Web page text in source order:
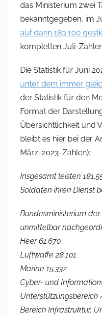
das Ministerium zwei
bekanntgegeben, im
auf dann 183.100
kompletten Juli-
Die Statistik für Juni
unter dem immer
der Statistik für den
Format der
Übersichtlichkeit und
bleibt es hier bei der
März-2023-Zahlen):
Insgesamt leisten
Soldaten ihren Dienst
Bundesministerium der
unmittelbar
Heer 61.670
Luftwaffe 28.101
Marine 15.332
Cyber- und
Unterstützungsbereich
Bereich Infrastruktur,